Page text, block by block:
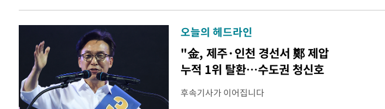
오늘의 헤드라인
"金, 제주·인천 경선서 鄭 제압
누적 1위 탈환…수도권 청신호
후속기사가 이어집니다